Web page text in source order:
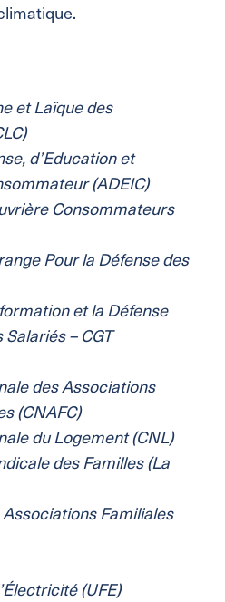
et Laïque des
d’Education et
(ADEIC)
Consommateurs
Pour la Défense des
et la Défense
– CGT
des Associations
(CNAFC)
du Logement (CNL)
des Familles (La
Familiales
(UFE)